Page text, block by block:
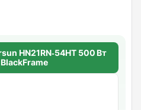
HN21RN‑54HT 500 Вт